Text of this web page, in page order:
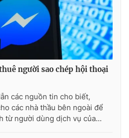
Infographic
Shorts video
VTV Thể thao
Bất động sản
người sao chép hội thoại
các nguồn tin cho biết,
các nhà thầu bên ngoài để
từ người dùng dịch vụ của...